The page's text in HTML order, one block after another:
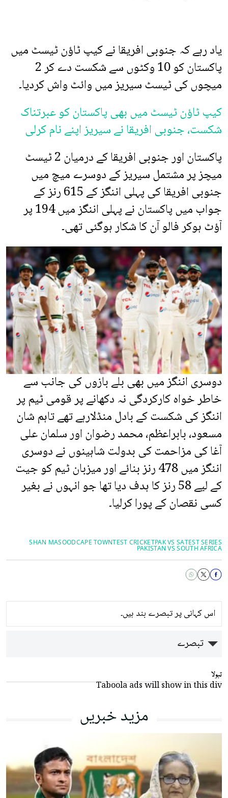
یاد رہے کہ جنوبی افریقا نے کیپ ٹاؤن ٹیسٹ میں
پاکستان کو 10 وکٹوں سے شکست دے کر 2
میچوں کی ٹیسٹ سیریز میں وائٹ واش کردیا۔
کیپ ٹاؤن ٹیسٹ میں بھی پاکستان کو عبرتناک
شکست، جنوبی افریقا نے سیریز اپنے نام کرلی
پاکستان اور جنوبی افریقا کے درمیان 2 ٹیسٹ
میچز پر مشتمل سیریز کے دوسرے میچ میں
جنوبی افریقا کی پہلی اننگز کے 615 رنز کے
جواب میں پاکستان نے پہلی اننگز میں 194 پر
آؤٹ ہوکر فالو آن کا شکار ہوگئی تھی۔
دوسری اننگز میں بھی بلے بازوں کی جانب سے
خاطر خواہ کارکردگی نہ دکھانے پر قومی ٹیم پر
اننگز کی شکست کے بادل منڈلارہے تھے تاہم شان
مسعود، بابراعظم، محمد رضوان اور سلمان علی
آغا کی مزاحمت کی بدولت شاہینوں نے دوسری
اننگز میں 478 رنز بنائے اور میزبان ٹیم کو جیت
کے لیے 58 رنز کا ہدف دیا تھا جو انہوں نے بغیر
کسی نقصان کے پورا کرلیا۔
TEST SERIES
PAK VS SA
TEST CRICKET
CAPE TOWN
SHAN MASOOD
PAKISTAN VS SOUTH AFRICA
اس کہانی پر تبصرے بند ہیں۔
تبصرے
تبولا
Taboola ads will show in this div
مزید خبریں